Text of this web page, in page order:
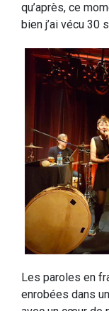
qu’après, ce
bien j’ai vécu 30
Les paroles en
enrobées dans